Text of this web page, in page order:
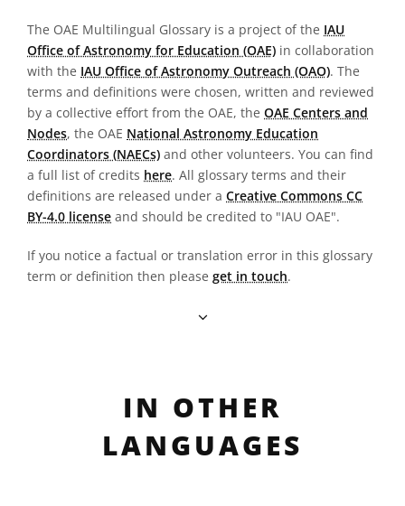
The OAE Multilingual Glossary is a project of the IAU
Office of Astronomy for Education (OAE) in collaboration
with the IAU Office of Astronomy Outreach (OAO). The
terms and definitions were chosen, written and reviewed
by a collective effort from the OAE, the OAE Centers and
Nodes, the OAE National Astronomy Education
Coordinators (NAECs) and other volunteers. You can find
a full list of credits here. All glossary terms and their
definitions are released under a Creative Commons CC
BY-4.0 license and should be credited to "IAU OAE".
If you notice a factual or translation error in this glossary
term or definition then please get in touch.
IN OTHER
LANGUAGES